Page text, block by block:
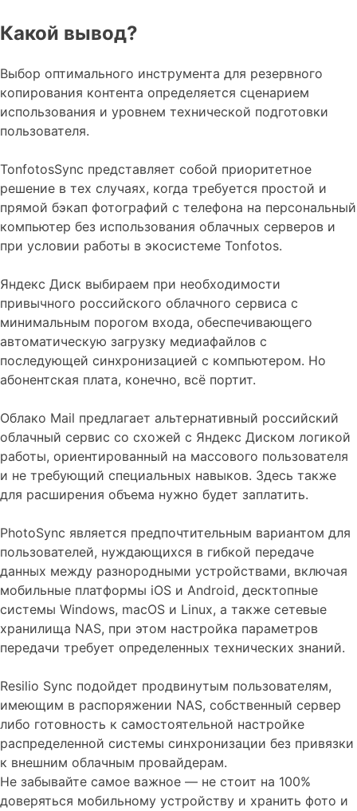
Какой вывод?
Выбор оптимального инструмента для резервного
копирования контента определяется сценарием
использования и уровнем технической подготовки
пользователя.
TonfotosSync представляет собой приоритетное
решение в тех случаях, когда требуется простой и
прямой бэкап фотографий с телефона на персональный
компьютер без использования облачных серверов и
при условии работы в экосистеме Tonfotos.
Яндекс Диск выбираем при необходимости
привычного российского облачного сервиса с
минимальным порогом входа, обеспечивающего
автоматическую загрузку медиафайлов с
последующей синхронизацией с компьютером. Но
абонентская плата, конечно, всё портит.
Облако Mail предлагает альтернативный российский
облачный сервис со схожей с Яндекс Диском логикой
работы, ориентированный на массового пользователя
и не требующий специальных навыков. Здесь также
для расширения объема нужно будет заплатить.
PhotoSync является предпочтительным вариантом для
пользователей, нуждающихся в гибкой передаче
данных между разнородными устройствами, включая
мобильные платформы iOS и Android, десктопные
системы Windows, macOS и Linux, а также сетевые
хранилища NAS, при этом настройка параметров
передачи требует определенных технических знаний.
Resilio Sync подойдет продвинутым пользователям,
имеющим в распоряжении NAS, собственный сервер
либо готовность к самостоятельной настройке
распределенной системы синхронизации без привязки
к внешним облачным провайдерам.
Не забывайте самое важное — не стоит на 100%
доверяться мобильному устройству и хранить фото и